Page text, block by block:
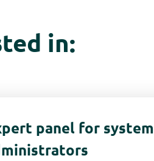
in:
panel for system